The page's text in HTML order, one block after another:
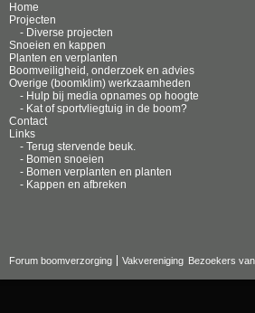
Home
Projecten
- Diverse projecten
Snoeien en kappen
Planten en verplanten
Boomveiligheid, onderzoek en advies
Overige (boomklim) werkzaamheden
- Hulp bij media opnames op hoogte
- Kat of sportvliegtuig in de boom?
Contact
Links
- Terug stervende beuk.
- Bomen snoeien
- Bomen verplanten en planten
- Kappen en afbreken
Forum boomverzorging Vakvereniging Bezoekers